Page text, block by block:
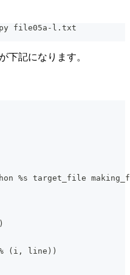
file05a-l.txt
下記になります。
%s target_file
(i, line))